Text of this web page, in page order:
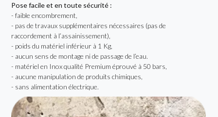
Pose facile et en toute sécurité :
- faible encombrement,
- pas de travaux supplémentaires nécessaires (pas de
raccordement à l’assainissement),
- poids du matériel inférieur à 1 Kg,
- aucun sens de montage ni de passage de l’eau.
- matériel en Inox qualité Premium éprouvé à 50 bars,
- aucune manipulation de produits chimiques,
- sans alimentation électrique.